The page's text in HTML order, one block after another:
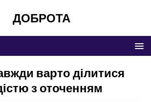
ДОБРОТА
варто ділитися
з оточенням